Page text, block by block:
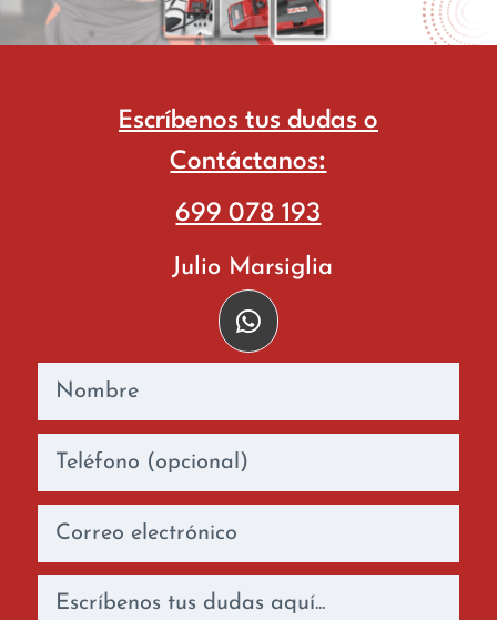
Escríbenos tus dudas o
Contáctanos:
699 078 193
Julio Marsiglia
